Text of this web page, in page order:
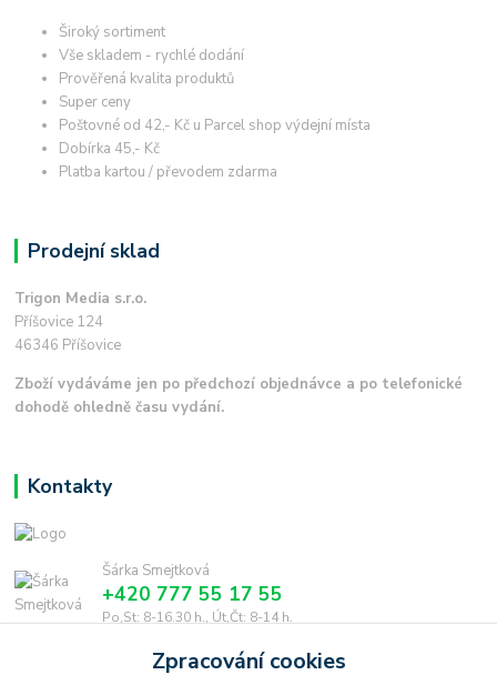
Široký sortiment
Vše skladem - rychlé dodání
Prověřená kvalita produktů
Super ceny
Poštovné od 42,- Kč u Parcel shop výdejní místa
Dobírka 45,- Kč
Platba kartou / převodem zdarma
Prodejní sklad
Trigon Media s.r.o.
Příšovice 124
46346 Příšovice
Zboží vydáváme jen po předchozí objednávce a po telefonické
dohodě ohledně času vydání.
Kontakty
Šárka Smejtková
+420 777 55 17 55
Po,St: 8-16.30 h., Út,Čt: 8-14 h.
smejtkova@trigonmedia.czZpracování cookies